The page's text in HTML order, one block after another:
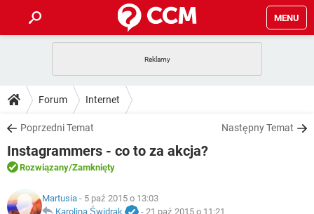
MENU
GRY
SPOTIFY
INSTAGRAM FACEBOOK
WINDOWS 10
PORADY
PlayStation
SPOTIFY
WINDOWS 10
DO POBRANIA
ANDROID TIKTOK
GRY
IOS
FORUM
GRY WHATSAPP
ARTYKUŁY
Forum Internet
Poprzedni Temat Następny Temat
Instagrammers - co to za akcja?
Rozwiązany/Zamknięty
Martusia - 5 paź 2015 o 13:03
Karolina Świdrak
- 21 paź 2015 o 11:21